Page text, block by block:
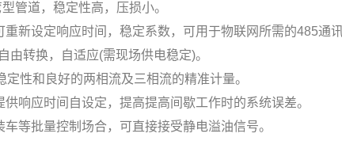
管道，稳定性高，压损小。
新设定响应时间，稳定系数，可用于物联网所需的485通
转换，自适应(需现场供电稳定)。
性和良好的两相流及三相流的精准计量。
响应时间自设定，提高提高间歇工作时的系统误差。
等批量控制场合，可直接接受静电溢油信号。